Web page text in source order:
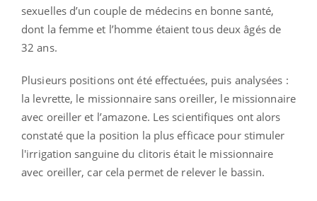
sexuelles d’un couple de médecins en bonne santé,
dont la femme et l’homme étaient tous deux âgés de
32 ans.
Plusieurs positions ont été effectuées, puis analysées :
la levrette, le missionnaire sans oreiller, le missionnaire
avec oreiller et l’amazone. Les scientifiques ont alors
constaté que la position la plus efficace pour stimuler
l'irrigation sanguine du clitoris était le missionnaire
avec oreiller, car cela permet de relever le bassin.